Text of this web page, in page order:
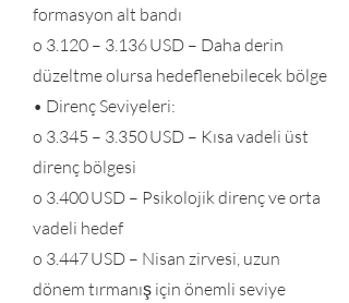
formasyon alt bandı
o 3.120 – 3.136 USD – Daha derin
düzeltme olursa hedeflenebilecek bölge
• Direnç Seviyeleri:
o 3.345 – 3.350 USD – Kısa vadeli üst
direnç bölgesi
o 3.400 USD – Psikolojik direnç ve orta
vadeli hedef
o 3.447 USD – Nisan zirvesi, uzun
dönem tırmanış için önemli seviye